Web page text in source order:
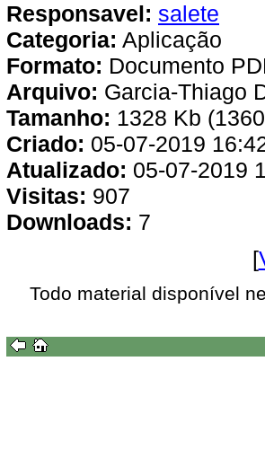
Responsavel: salete
Categoria: Aplicação
Formato: Documento
Arquivo: Garcia-Thiago
Tamanho: 1328 Kb
Criado: 05-07-2019
Atualizado: 05-07-2019
Visitas: 907
Downloads: 7
[
Todo material disponível